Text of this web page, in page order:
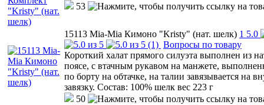
53
15113 Mia-Mia Кимоно "Kristy" (нат. шелк) 1 5.0
(1) Вопросы по товару
Короткий халат прямого силуэта выполнен из
поясе, с втачным рукавом на манжете,
по борту на обтачке, на талии завязывается на
завязку. Состав: 100% шелк вес 223 г
50